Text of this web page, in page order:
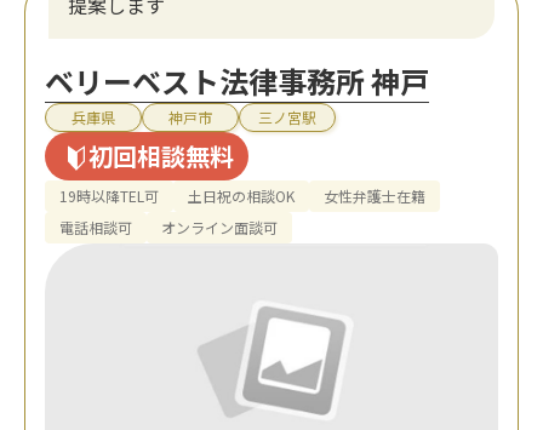
ベリーベスト法律事務所 神戸
兵庫県 神戸市 三ノ宮駅
初回相談無料
19時以降TEL可 土日祝の相談OK
女性弁護士在籍
電話相談可
オンライン面談可